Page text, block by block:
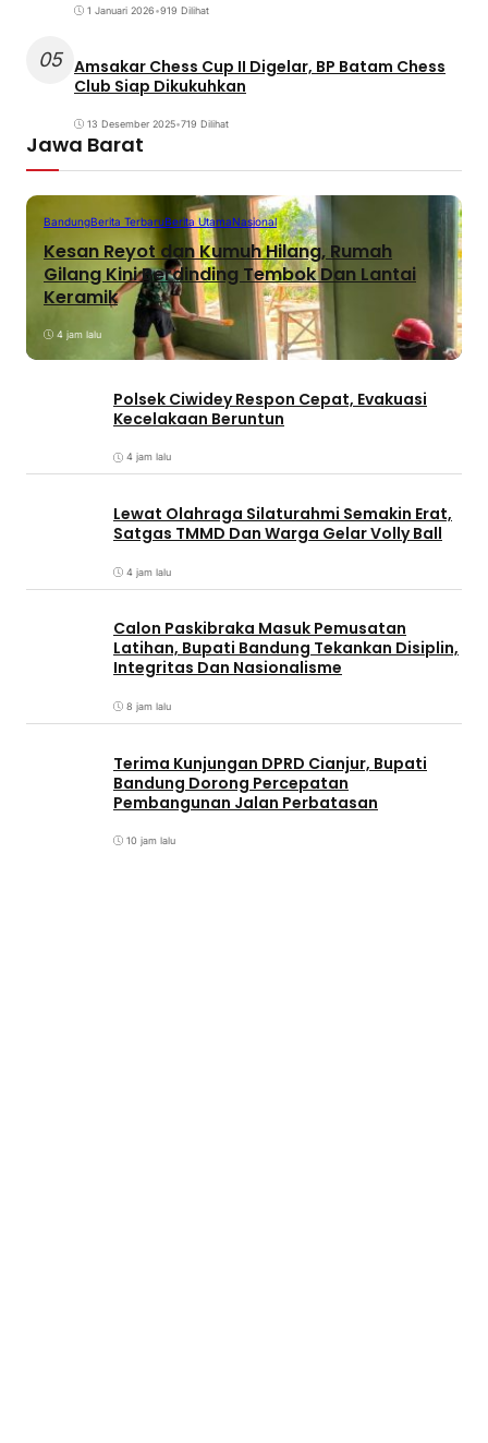
1 Januari 2026•919 Dilihat
05 Amsakar Chess Cup II Digelar, BP Batam Chess
Club Siap Dikukuhkan
13 Desember 2025•719 Dilihat
Jawa Barat
BandungBerita TerbaruBerita UtamaNasional
Kesan Reyot dan Kumuh Hilang, Rumah
Gilang Kini Berdinding Tembok Dan Lantai
Keramik
4 jam lalu
Polsek Ciwidey Respon Cepat, Evakuasi
Kecelakaan Beruntun
4 jam lalu
Lewat Olahraga Silaturahmi Semakin Erat,
Satgas TMMD Dan Warga Gelar Volly Ball
4 jam lalu
Calon Paskibraka Masuk Pemusatan
Latihan, Bupati Bandung Tekankan Disiplin,
Integritas Dan Nasionalisme
8 jam lalu
Terima Kunjungan DPRD Cianjur, Bupati
Bandung Dorong Percepatan
Pembangunan Jalan Perbatasan
10 jam lalu